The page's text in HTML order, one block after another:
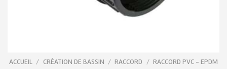
ACCUEIL / CRÉATION DE BASSIN / RACCORD / RACCORD PVC - EPDM